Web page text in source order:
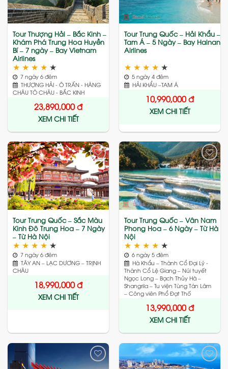
Tour Thượng Hải – Bắc Kinh –
Khám Phá Trung Hoa Huyền
Bí – 7 ngày – Bay Vietnam
Airlines
★ ★ ★ ★ ★
7 ngày 6 đêm
THƯỢNG HẢI - Ô TRẤN - HÀNG
CHÂU TÔ CHÂU - BẮC KINH
23,890,000đ
XEM CHI TIẾT
Tour Trung Quốc – Hải Khẩu –
Tam Á – 5 Ngày – Bay Hainan
Airlines
★ ★ ★ ★ ★
5 ngày 4 đêm
HẢI KHẨU –TAM Á
10,990,000đ
XEM CHI TIẾT
Add
to
wishlist
Tour Trung Quốc – Sắc Màu
Kinh Đô Trung Hoa – 7 Ngày
– Từ Hà Nội
★ ★ ★ ★ ★
7 ngày 6 đêm
TÂY AN – LẠC DƯƠNG – TRỊNH
CHÂU
18,990,000đ
XEM CHI TIẾT
Add
to
wishlist
Tour Trung Quốc – Vân Nam
Phong Hoa – 6 Ngày – Từ Hà
Nội
★ ★ ★ ★ ★
6 ngày 5 đêm
Hà Khẩu – Thành Cổ Đại Lý -
Thành Cổ Lệ Giang – Núi tuyết
Ngọc Long – Bạch Thủy Hà –
Shangrila – Tu viện Tùng Tán Lâm
– Công viên Phổ Đạt Thố
13,990,000đ
XEM CHI TIẾT